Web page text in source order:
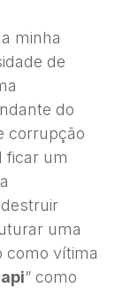
minha
de
do
corrupção
ficar um
uma
como vítima
” como